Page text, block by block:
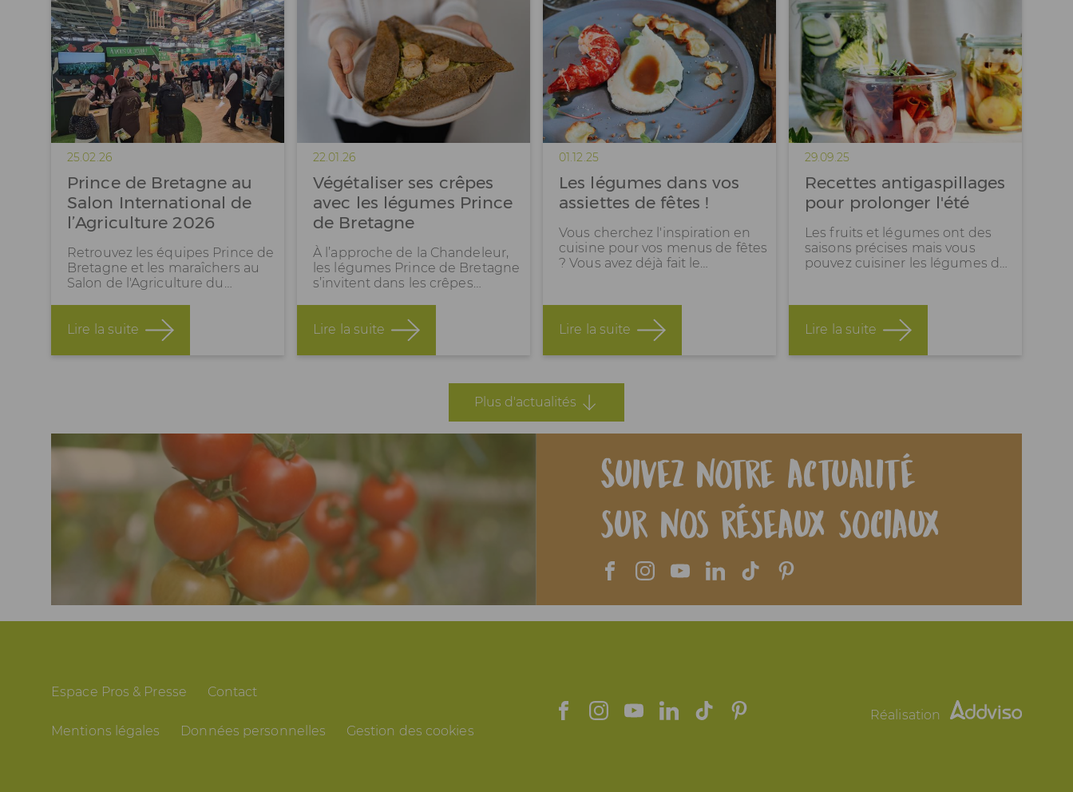
25.02.26
Prince de Bretagne au
Salon International de
l’Agriculture 2026
Retrouvez les équipes Prince de
Bretagne et les maraîchers au
Salon de l'Agriculture du…
Lire la suite
22.01.26
Végétaliser ses crêpes
avec les légumes Prince
de Bretagne
À l’approche de la Chandeleur,
les légumes Prince de Bretagne
s’invitent dans les crêpes…
Lire la suite
01.12.25
Les légumes dans vos
assiettes de fêtes !
Vous cherchez l'inspiration en
cuisine pour vos menus de fêtes
? Vous avez déjà fait le…
Lire la suite
29.09.25
Recettes antigaspillages
pour prolonger l'été
Les fruits et légumes ont des
saisons précises mais vous
pouvez cuisiner les légumes d…
Lire la suite
Plus d'actualités
Suivez notre actualité
sur nos réseaux sociaux
Espace Pros & Presse Contact
Mentions légales Données personnelles Gestion des cookies
Réalisation